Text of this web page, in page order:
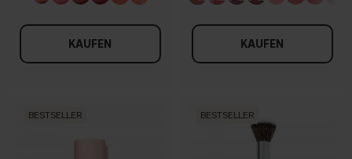
KAUFEN KAUFEN
BESTSELLER BESTSELLER